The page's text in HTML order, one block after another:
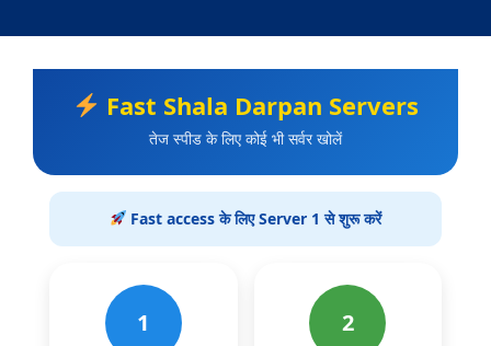
Fast Shala Darpan Servers
तेज स्पीड के लिए कोई भी सर्वर खोलें
Fast access के लिए Server 1 से शुरू करें
1 2